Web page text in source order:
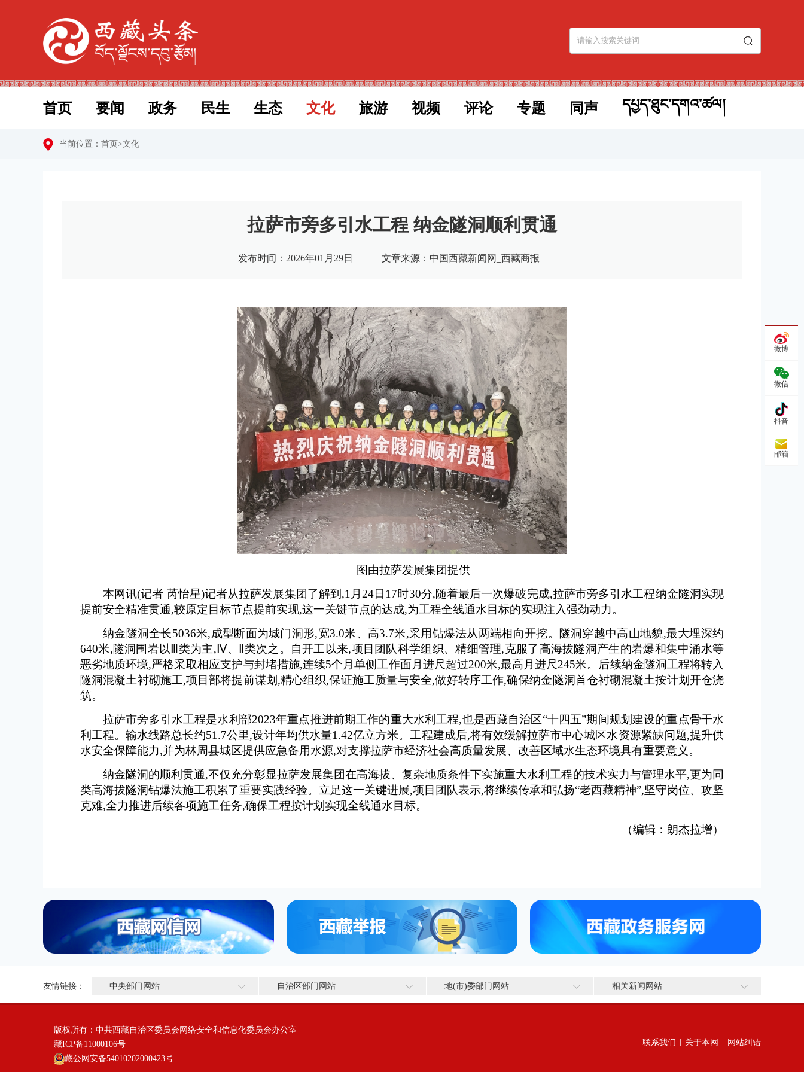
首页 要闻 政务 民生 生态 文化 旅游 视频 评论 专题 同声 དཔྱད་ཐུང་དགའ་ཚལ།
当前位置： 首页 >文化
拉萨市旁多引水工程 纳金隧洞顺利贯通
发布时间：2026年01月29日 文章来源：中国西藏新闻网_西藏商报
图由拉萨发展集团提供
本网讯(记者 芮怡星)记者从拉萨发展集团了解到,1月24日17时30分,随着最后一次爆破完成,拉萨市旁多引水工程纳金隧洞实现
提前安全精准贯通,较原定目标节点提前实现,这一关键节点的达成,为工程全线通水目标的实现注入强劲动力。
纳金隧洞全长5036米,成型断面为城门洞形,宽3.0米、高3.7米,采用钻爆法从两端相向开挖。隧洞穿越中高山地貌,最大埋深约
640米,隧洞围岩以Ⅲ类为主,Ⅳ、Ⅱ类次之。自开工以来,项目团队科学组织、精细管理,克服了高海拔隧洞产生的岩爆和集中涌水等
恶劣地质环境,严格采取相应支护与封堵措施,连续5个月单侧工作面月进尺超过200米,最高月进尺245米。后续纳金隧洞工程将转入
隧洞混凝土衬砌施工,项目部将提前谋划,精心组织,保证施工质量与安全,做好转序工作,确保纳金隧洞首仓衬砌混凝土按计划开仓浇
筑。
拉萨市旁多引水工程是水利部2023年重点推进前期工作的重大水利工程,也是西藏自治区“十四五”期间规划建设的重点骨干水
利工程。输水线路总长约51.7公里,设计年均供水量1.42亿立方米。工程建成后,将有效缓解拉萨市中心城区水资源紧缺问题,提升供
水安全保障能力,并为林周县城区提供应急备用水源,对支撑拉萨市经济社会高质量发展、改善区域水生态环境具有重要意义。
纳金隧洞的顺利贯通,不仅充分彰显拉萨发展集团在高海拔、复杂地质条件下实施重大水利工程的技术实力与管理水平,更为同
类高海拔隧洞钻爆法施工积累了重要实践经验。立足这一关键进展,项目团队表示,将继续传承和弘扬“老西藏精神”,坚守岗位、攻坚
克难,全力推进后续各项施工任务,确保工程按计划实现全线通水目标。
（编辑：朗杰拉增）
友情链接： 中央部门网站 自治区部门网站 地(市)委部门网站 相关新闻网站
版权所有：中共西藏自治区委员会网络安全和信息化委员会办公室
藏ICP备11000106号
藏公网安备54010202000423号
联系我们 | 关于本网 | 网站纠错
微博
微信
抖音
邮箱